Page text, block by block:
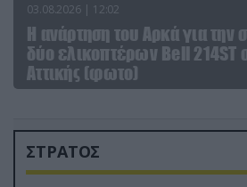
03.08.2026 | 12:02
Η ανάρτηση του Αρκά για την
δύο ελικοπτέρων Bell 214ST
Αττικής (φωτο)
ΣΤΡΑΤΟΣ